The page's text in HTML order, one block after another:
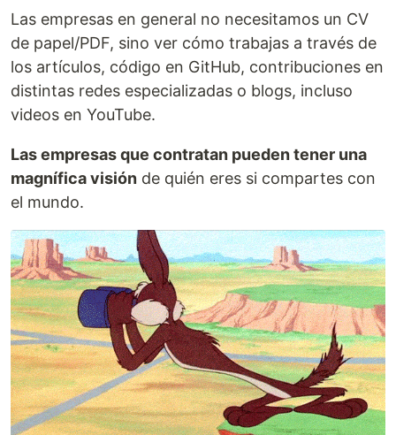
Las empresas en general no necesitamos un CV
de papel/PDF, sino ver cómo trabajas a través de
los artículos, código en GitHub, contribuciones en
distintas redes especializadas o blogs, incluso
videos en YouTube.
Las empresas que contratan pueden tener una
magnífica visión de quién eres si compartes con
el mundo.